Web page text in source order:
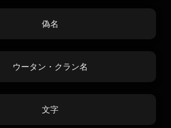
偽名
ウータン・クラン名
文字